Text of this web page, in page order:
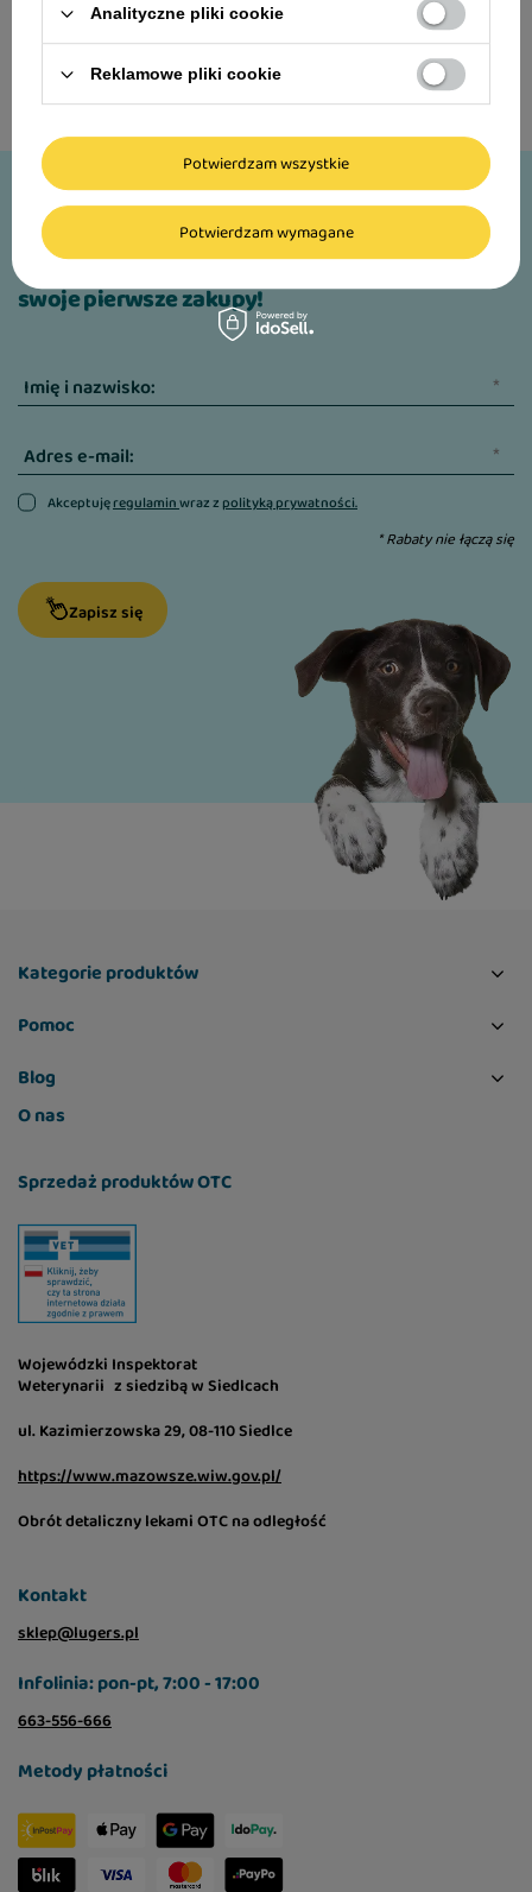
-10%
Zapisz się do newslettera i odbierz rabat* na
swoje pierwsze zakupy!
Imię i nazwisko:
Adres e-mail:
Akceptujęregulaminwraz zpolityką prywatności.
* Rabaty nie łączą się
Zapisz się
Kategorie produktów
Pomoc
Blog
O nas
Sprzedaż produktów OTC
Wojewódzki Inspektorat
Weterynarii z siedzibą w Siedlcach
ul. Kazimierzowska 29, 08-110 Siedlce
https://www.mazowsze.wiw.gov.pl/
Obrót detaliczny lekami OTC na odległość
Kontakt
sklep@lugers.pl
Infolinia: pon-pt, 7:00 - 17:00
663-556-666
Metody płatności
Analityczne pliki cookie
Reklamowe pliki cookie
Potwierdzam wymagane
Potwierdzam wszystkie